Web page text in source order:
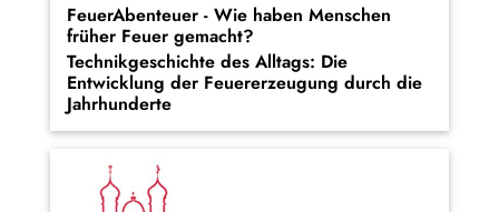
FeuerAbenteuer - Wie haben Menschen
früher Feuer gemacht?
Technikgeschichte des Alltags: Die
Entwicklung der Feuererzeugung durch die
Jahrhunderte